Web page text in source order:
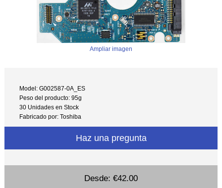
Ampliar imagen
Model: G002587-0A_ES
Peso del producto: 95g
30 Unidades en Stock
Fabricado por: Toshiba
Haz una pregunta
Desde: €42.00